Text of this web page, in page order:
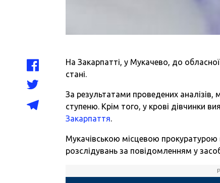
На Закарпатті, у Мукачево, до
стані.
За результатами проведених
ступеню. Крім того, у крові дівчинки
Закарпаття.
Мукачівською місцевою прокуратурою
розслідувань за повідомленням у